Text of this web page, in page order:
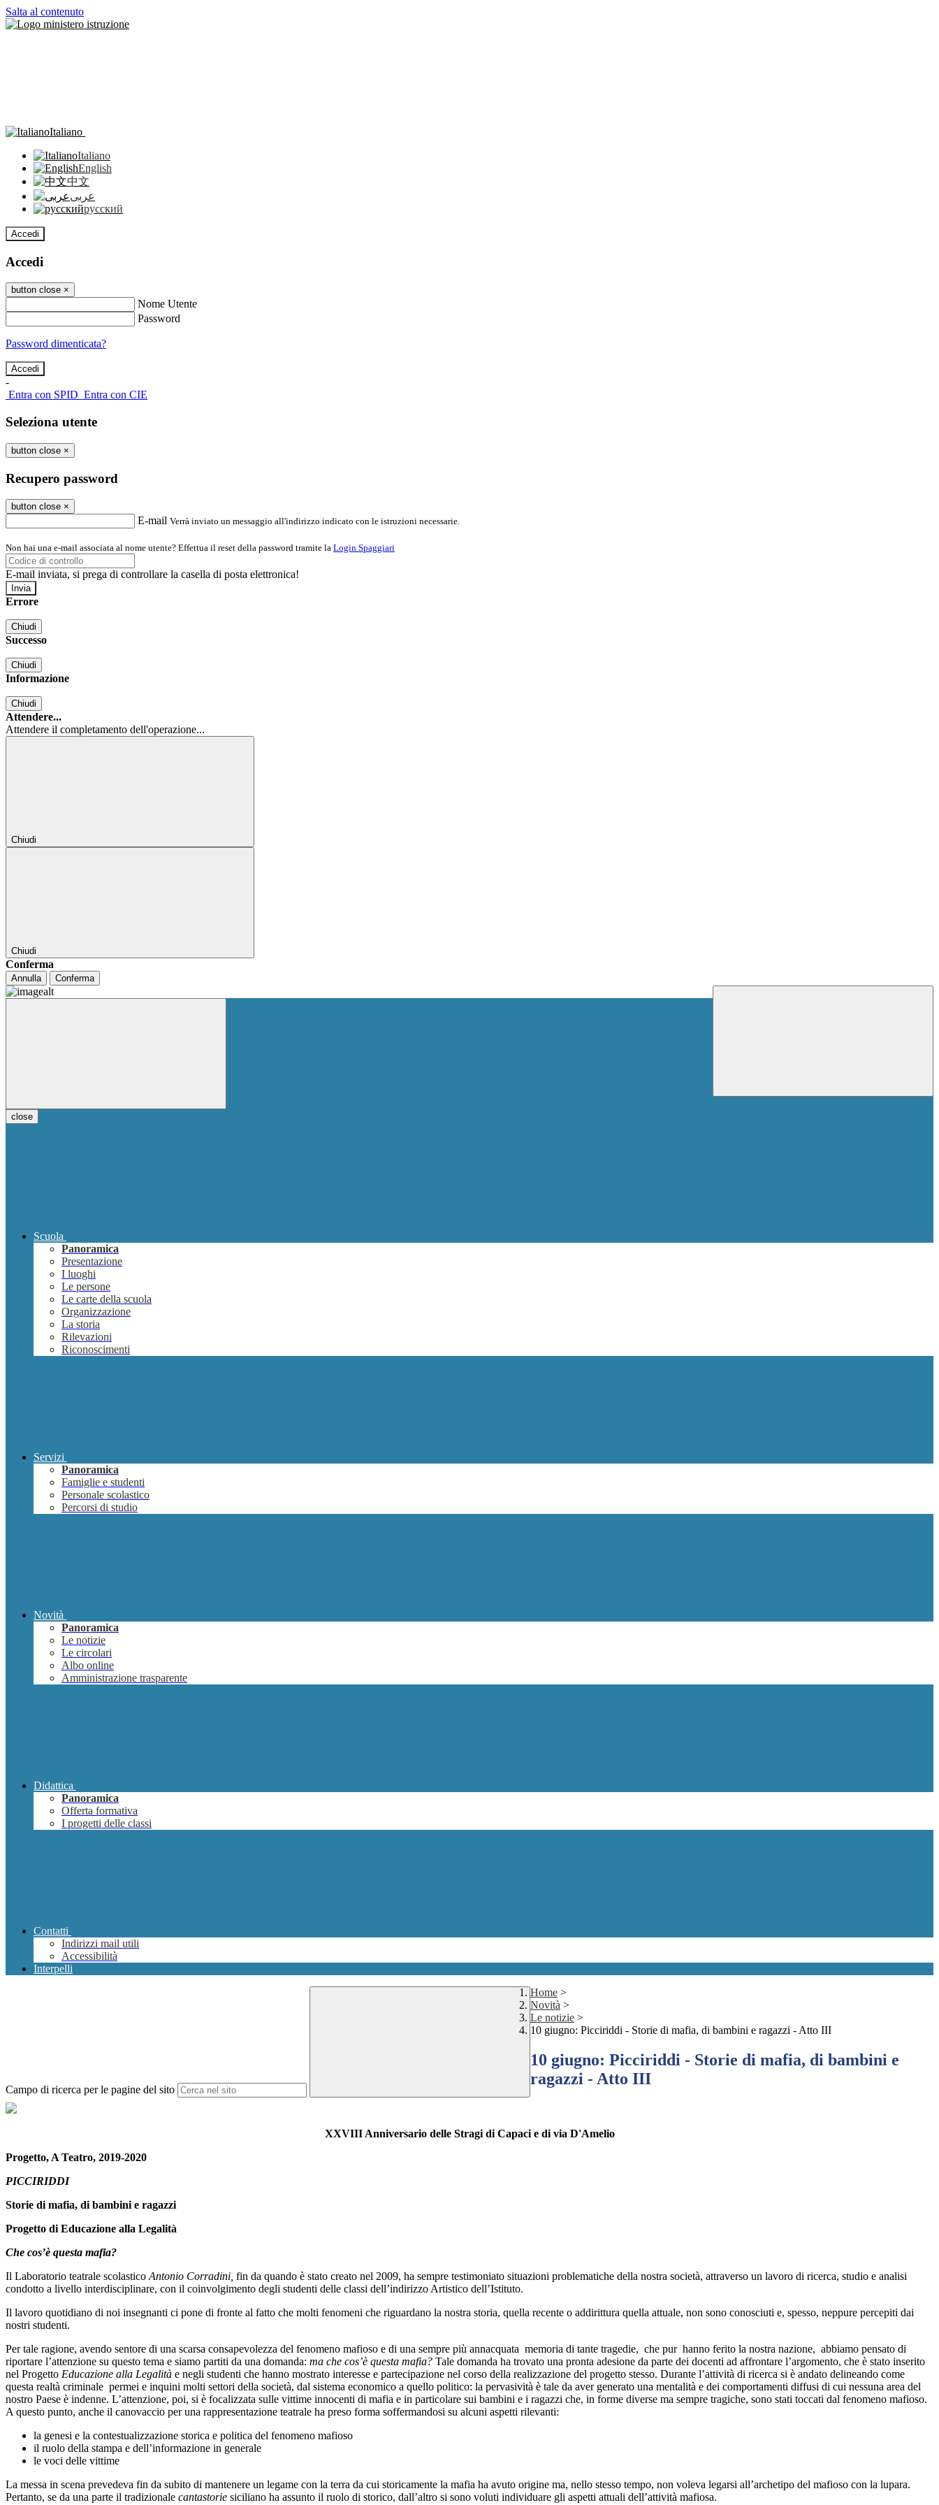
Salta al contenuto
Italiano
Italiano
English
中文
عربى
русский
Accedi
Accedi
button close ×
Nome Utente
Password
Password dimenticata?
-
Entra con SPID Entra con CIE
Seleziona utente
button close ×
Recupero password
button close ×
E-mail Verrà inviato un messaggio all'indirizzo indicato con le istruzioni necessarie.
Non hai una e-mail associata al nome utente? Effettua il reset della password tramite la Login Spaggiari
E-mail inviata, si prega di controllare la casella di posta elettronica!
Errore
Chiudi
Successo
Chiudi
Informazione
Chiudi
Attendere...
Attendere il completamento dell'operazione...
Chiudi
Chiudi
Conferma
Annulla Conferma
close
Scuola
Panoramica
Presentazione
I luoghi
Le persone
Le carte della scuola
Organizzazione
La storia
Rilevazioni
Riconoscimenti
Servizi
Panoramica
Famiglie e studenti
Personale scolastico
Percorsi di studio
Novità
Panoramica
Le notizie
Le circolari
Albo online
Amministrazione trasparente
Didattica
Panoramica
Offerta formativa
I progetti delle classi
Contatti
Indirizzi mail utili
Accessibilità
Interpelli
Campo di ricerca per le pagine del sito
Home >
Novità >
Le notizie >
10 giugno: Picciriddi - Storie di mafia, di bambini e ragazzi - Atto III
10 giugno: Picciriddi - Storie di mafia, di bambini e
ragazzi - Atto III
XXVIII Anniversario delle Stragi di Capaci e di via D'Amelio
Progetto, A Teatro, 2019-2020
PICCIRIDDI
Storie di mafia, di bambini e ragazzi
Progetto di Educazione alla Legalità
Che cos’è questa mafia?
Il Laboratorio teatrale scolastico Antonio Corradini, fin da quando è stato creato nel 2009, ha sempre testimoniato situazioni problematiche della nostra società, attraverso un lavoro di ricerca, studio e analisi
condotto a livello interdisciplinare, con il coinvolgimento degli studenti delle classi dell’indirizzo Artistico dell’Istituto.
Il lavoro quotidiano di noi insegnanti ci pone di fronte al fatto che molti fenomeni che riguardano la nostra storia, quella recente o addirittura quella attuale, non sono conosciuti e, spesso, neppure percepiti dai
nostri studenti.
Per tale ragione, avendo sentore di una scarsa consapevolezza del fenomeno mafioso e di una sempre più annacquata memoria di tante tragedie, che pur hanno ferito la nostra nazione, abbiamo pensato di
riportare l’attenzione su questo tema e siamo partiti da una domanda: ma che cos’è questa mafia? Tale domanda ha trovato una pronta adesione da parte dei docenti ad affrontare l’argomento, che è stato inserito
nel Progetto Educazione alla Legalità e negli studenti che hanno mostrato interesse e partecipazione nel corso della realizzazione del progetto stesso. Durante l’attività di ricerca si è andato delineando come
questa realtà criminale permei e inquini molti settori della società, dal sistema economico a quello politico: la pervasività è tale da aver generato una mentalità e dei comportamenti diffusi di cui nessuna area del
nostro Paese è indenne. L’attenzione, poi, si è focalizzata sulle vittime innocenti di mafia e in particolare sui bambini e i ragazzi che, in forme diverse ma sempre tragiche, sono stati toccati dal fenomeno mafioso.
A questo punto, anche il canovaccio per una rappresentazione teatrale ha preso forma soffermandosi su alcuni aspetti rilevanti:
la genesi e la contestualizzazione storica e politica del fenomeno mafioso
il ruolo della stampa e dell’informazione in generale
le voci delle vittime
La messa in scena prevedeva fin da subito di mantenere un legame con la terra da cui storicamente la mafia ha avuto origine ma, nello stesso tempo, non voleva legarsi all’archetipo del mafioso con la lupara.
Pertanto, se da una parte il tradizionale cantastorie siciliano ha assunto il ruolo di storico, dall’altro si sono voluti individuare gli aspetti attuali dell’attività mafiosa.